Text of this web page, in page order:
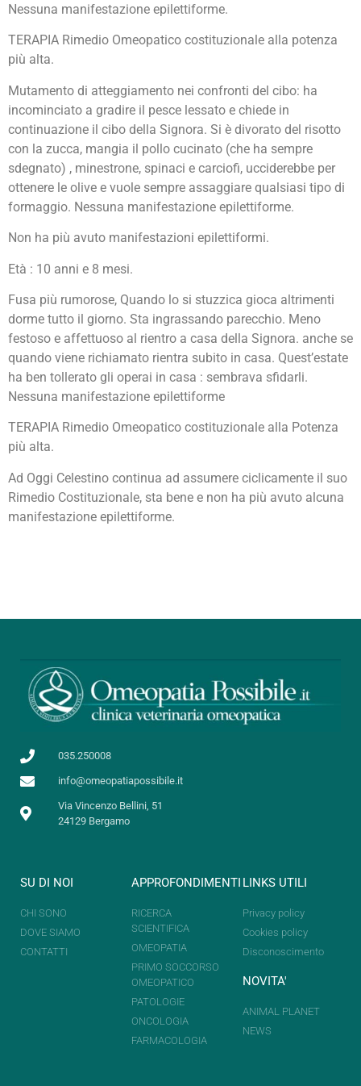
Nessuna manifestazione epilettiforme.
TERAPIA Rimedio Omeopatico costituzionale alla potenza
più alta.
Mutamento di atteggiamento nei confronti del cibo: ha
incominciato a gradire il pesce lessato e chiede in
continuazione il cibo della Signora. Si è divorato del risotto
con la zucca, mangia il pollo cucinato (che ha sempre
sdegnato) , minestrone, spinaci e carciofi, ucciderebbe per
ottenere le olive e vuole sempre assaggiare qualsiasi tipo di
formaggio. Nessuna manifestazione epilettiforme.
Non ha più avuto manifestazioni epilettiformi.
Età : 10 anni e 8 mesi.
Fusa più rumorose, Quando lo si stuzzica gioca altrimenti
dorme tutto il giorno. Sta ingrassando parecchio. Meno
festoso e affettuoso al rientro a casa della Signora. anche se
quando viene richiamato rientra subito in casa. Quest’estate
ha ben tollerato gli operai in casa : sembrava sfidarli.
Nessuna manifestazione epilettiforme
TERAPIA Rimedio Omeopatico costituzionale alla Potenza
più alta.
Ad Oggi Celestino continua ad assumere ciclicamente il suo
Rimedio Costituzionale, sta bene e non ha più avuto alcuna
manifestazione epilettiforme.
035.250008
info@omeopatiapossibile.it
Via Vincenzo Bellini, 51
24129 Bergamo
SU DI NOI
CHI SONO
DOVE SIAMO
CONTATTI
APPROFONDIMENTI
RICERCA
SCIENTIFICA
OMEOPATIA
PRIMO SOCCORSO
OMEOPATICO
PATOLOGIE
ONCOLOGIA
FARMACOLOGIA
LINKS UTILI
Privacy policy
Cookies policy
Disconoscimento
NOVITA'
ANIMAL PLANET
NEWS